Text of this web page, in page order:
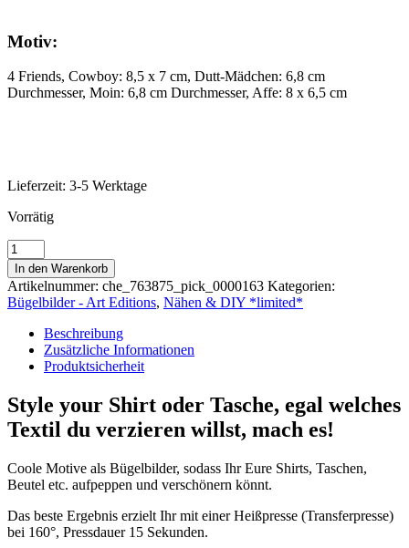
Motiv:
4 Friends, Cowboy: 8,5 x 7 cm, Dutt-Mädchen: 6,8 cm
Durchmesser, Moin: 6,8 cm Durchmesser, Affe: 8 x 6,5 cm
Lieferzeit: 3-5 Werktage
Vorrätig
Applikation
|
Bügelbild
|
Friends
Menge
In den Warenkorb
Artikelnummer: che_763875_pick_0000163 Kategorien:
Bügelbilder - Art Editions, Nähen & DIY *limited*
Beschreibung
Zusätzliche Informationen
Produktsicherheit
Style your Shirt oder Tasche, egal welches
Textil du verzieren willst, mach es!
Coole Motive als Bügelbilder, sodass Ihr Eure Shirts, Taschen,
Beutel etc. aufpeppen und verschönern könnt.
Das beste Ergebnis erzielt Ihr mit einer Heißpresse (Transferpresse)
bei 160°, Pressdauer 15 Sekunden.